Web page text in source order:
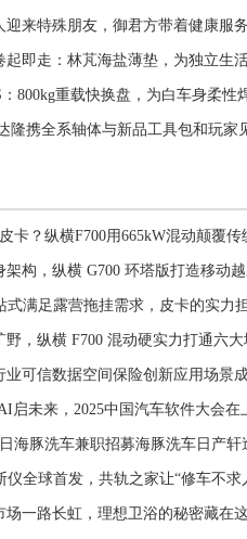
来特殊朋友，御君方带着健康服务“敲”
走：林芃海盐薄垫，为独立生活开启好睡新
800kg重载快换盘，为白车身柔性焊装
隆携全系轴体与新品工具包和玩家
纵横F700用665kW混动颠覆传统，打破海外
架构，纵横 G700 环塔版打造移动
式满足露营拖挂需求，皮卡的实力
野，纵横 F700 混动硬实力打通六大
数据空间保险创新应用场景成果落地，助力破解产业
未来，2025中国汽车软件大会在上海嘉
海豚洗车兼职招募海豚洗车日产轩
球首发，共轨之家让“修车不求人”成为现
一路长虹，理想卫浴的秘密藏在这三个问